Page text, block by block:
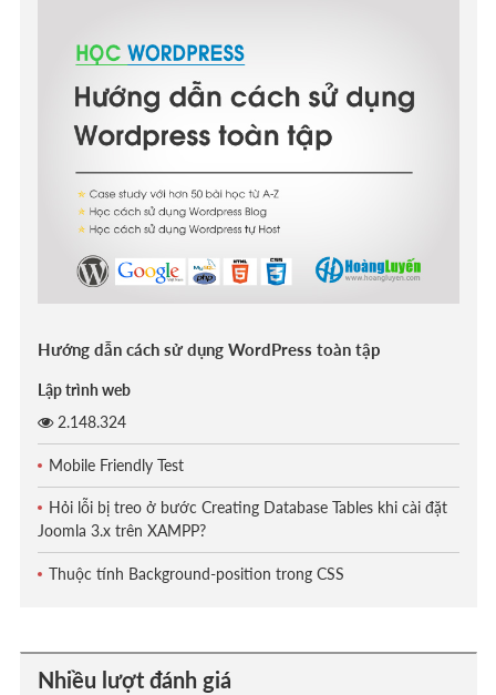
Hướng dẫn cách sử dụng WordPress toàn tập
Lập trình web
2.148.324
Mobile Friendly Test
Hỏi lỗi bị treo ở bước Creating Database Tables khi cài đặt
Joomla 3.x trên XAMPP?
Thuộc tính Background-position trong CSS
Nhiều lượt đánh giá